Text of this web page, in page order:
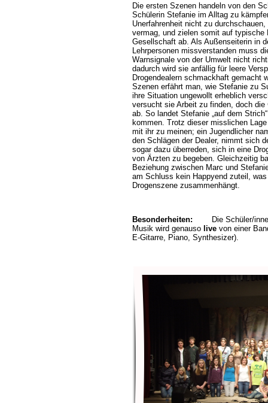
Die ersten Szenen handeln von den
Schülerin Stefanie im Alltag zu
Unerfahrenheit nicht zu
vermag, und zielen somit auf typische
Gesellschaft ab. Als Außenseiterin in
Lehrpersonen missverstanden muss
Warnsignale von der Umwelt nicht
dadurch wird sie anfällig für leere
Drogendealern schmackhaft gemacht
Szenen erfährt man, wie Stefanie zu
ihre Situation ungewollt erheblich
versucht sie Arbeit zu finden, doch
ab. So landet Stefanie „auf dem
kommen. Trotz dieser misslichen
mit ihr zu meinen; ein Jugendlicher
den Schlägen der Dealer, nimmt sich
sogar dazu überreden, sich in eine
von Ärzten zu begeben. Gleichzeitig
Beziehung zwischen Marc und
am Schluss kein Happyend zuteil,
Drogenszene zusammenhängt.
Besonderheiten: Die Schüler/
Musik wird genauso live von einer
E-Gitarre, Piano, Synthesizer).